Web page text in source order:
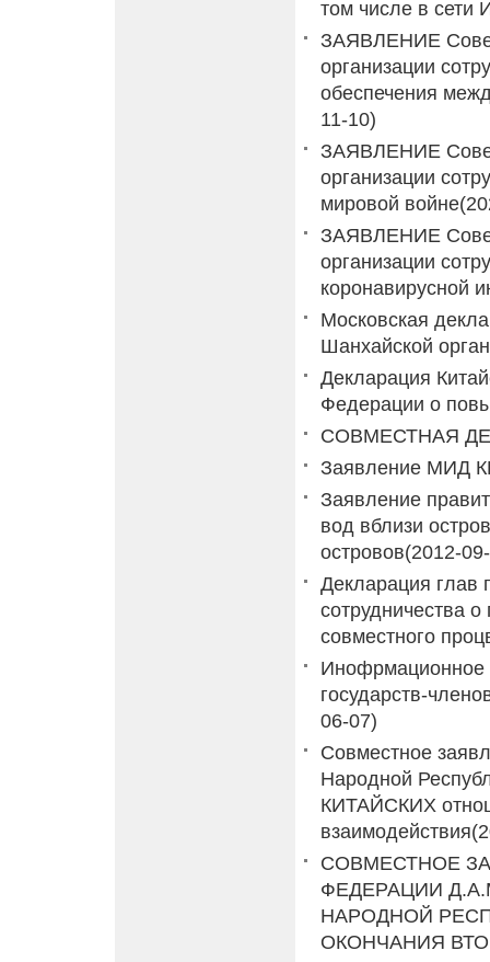
том числе в сети
ЗАЯВЛЕНИЕ
организации
обеспечения
11-10)
ЗАЯВЛЕНИЕ
организации
мировой войне
ЗАЯВЛЕНИЕ
организации
коронавирусной
Московская
Шанхайской
Декларация
Федерации о
СОВМЕСТНАЯ
Заявление МИД
Заявление
вод вблизи
островов(2012-
Декларация глав
сотрудничества
совместного
Инофрмационное
государств-
06-07)
Совместное
Народной
КИТАЙСКИХ
взаимодействия
СОВМЕСТНОЕ
ФЕДЕРАЦИИ
НАРОДНОЙ
ОКОНЧАНИЯ